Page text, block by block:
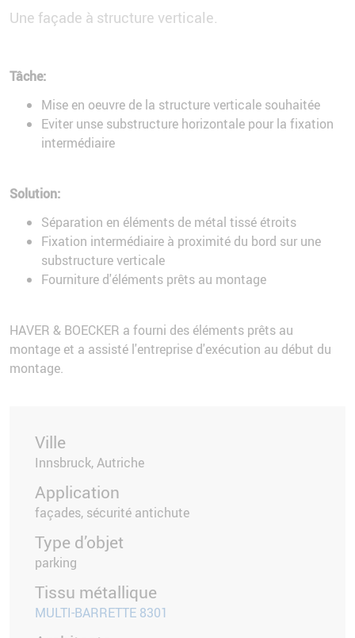
Une façade à structure verticale.
Tâche:
Mise en oeuvre de la structure verticale souhaitée
Eviter unse substructure horizontale pour la fixation
intermédiaire
Solution:
Séparation en éléments de métal tissé étroits
Fixation intermédiaire à proximité du bord sur une
substructure verticale
Fourniture d'éléments prêts au montage
HAVER & BOECKER a fourni des éléments prêts au
montage et a assisté l'entreprise d'exécution au début du
montage.
Ville
Innsbruck, Autriche
Application
façades, sécurité antichute
Type d’objet
parking
Tissu métallique
MULTI-BARRETTE 8301